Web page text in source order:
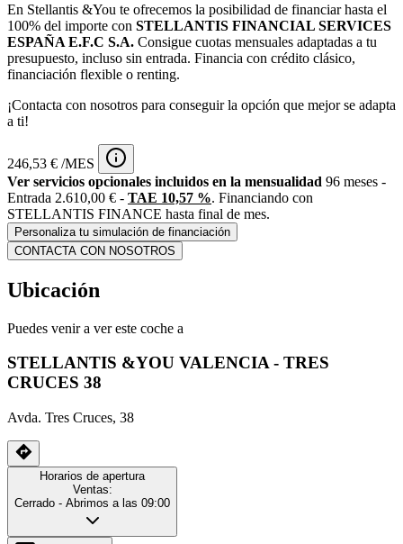
En Stellantis &You te ofrecemos la posibilidad de financiar hasta el
100% del importe con STELLANTIS FINANCIAL SERVICES
ESPAÑA E.F.C S.A. Consigue cuotas mensuales adaptadas a tu
presupuesto, incluso sin entrada. Financia con crédito clásico,
financiación flexible o renting.
¡Contacta con nosotros para conseguir la opción que mejor se adapta
a ti!
246,53 € /MES
Ver servicios opcionales incluidos en la mensualidad 96 meses -
Entrada 2.610,00 € - TAE 10,57 %. Financiando con
STELLANTIS FINANCE hasta final de mes.
Personaliza tu simulación de financiación
CONTACTA CON NOSOTROS
Ubicación
Puedes venir a ver este coche a
STELLANTIS &YOU VALENCIA - TRES
CRUCES 38
Avda. Tres Cruces, 38
Horarios de apertura
Ventas:
Cerrado - Abrimos a las 09:00